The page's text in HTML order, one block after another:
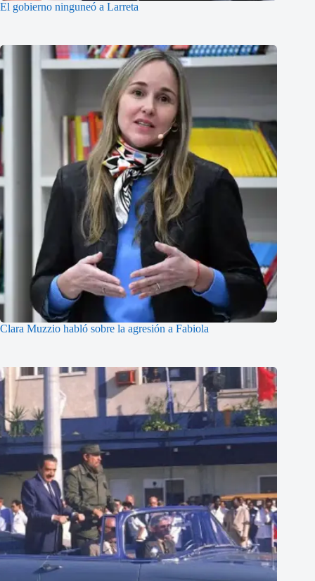
El gobierno ninguneó a Larreta
Clara Muzzio habló sobre la agresión a Fabiola